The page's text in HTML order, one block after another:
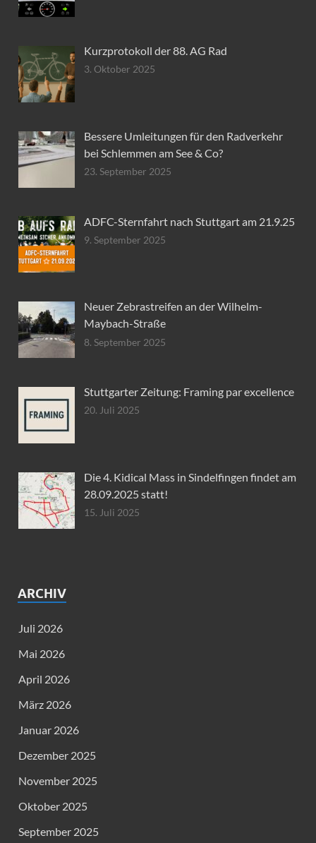
Kurzprotokoll der 88. AG Rad
3. Oktober 2025
Bessere Umleitungen für den Radverkehr
bei Schlemmen am See & Co?
23. September 2025
ADFC-Sternfahrt nach Stuttgart am 21.9.25
9. September 2025
Neuer Zebrastreifen an der Wilhelm-
Maybach-Straße
8. September 2025
Stuttgarter Zeitung: Framing par excellence
20. Juli 2025
Die 4. Kidical Mass in Sindelfingen findet am
28.09.2025 statt!
15. Juli 2025
ARCHIV
Juli 2026
Mai 2026
April 2026
März 2026
Januar 2026
Dezember 2025
November 2025
Oktober 2025
September 2025